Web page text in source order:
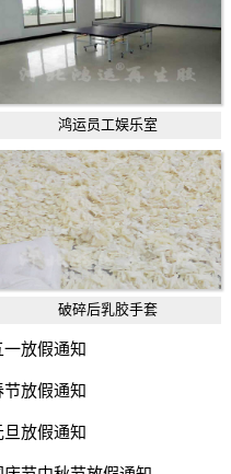
鸿运员工娱乐室
破碎后乳胶手套
放假通知
放假通知
放假通知